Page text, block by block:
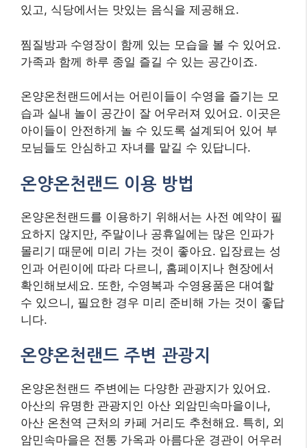
있고, 식당에서는 맛있는 음식을 제공해요.
찜질방과 수영장이 함께 있는 모습을 볼 수 있어요.
가족과 함께 하루 종일 즐길 수 있는 공간이죠.
온양온천랜드에서는 어린이들이 수영을 즐기는 모
습과 실내 놀이 공간이 잘 어우러져 있어요. 이곳은
아이들이 안전하게 놀 수 있도록 설계되어 있어 부
모님들도 안심하고 자녀를 맡길 수 있답니다.
온양온천랜드 이용 방법
온양온천랜드를 이용하기 위해서는 사전 예약이 필
요하지 않지만, 주말이나 공휴일에는 많은 인파가
몰리기 때문에 미리 가는 것이 좋아요. 입장료는 성
인과 어린이에 따라 다르니, 홈페이지나 현장에서
확인해보세요. 또한, 수영복과 수영용품은 대여할
수 있으니, 필요한 경우 미리 준비해 가는 것이 좋답
니다.
온양온천랜드 주변 관광지
온양온천랜드 주변에는 다양한 관광지가 있어요.
아산의 유명한 관광지인 아산 외암민속마을이나,
아산 온천역 근처의 카페 거리도 추천해요. 특히, 외
암민속마을은 전통 가옥과 아름다운 경관이 어우러